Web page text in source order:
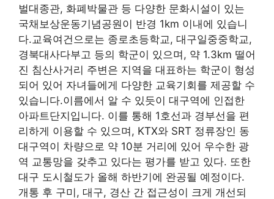
벌대종관, 화폐박물관 등 다양한 문화시설이 있는
국채보상운동기념공원이 반경 1km 이내에 있습니
다.교육여건으로는 종로초등학교, 대구일중중학교,
경북대사다부고 등의 학군이 있으며, 약 1.3km 떨어
진 침산사거리 주변은 지역을 대표하는 학군이 형성
되어 있어 자녀들에게 다양한 교육기회를 제공할 수
있습니다.이름에서 알 수 있듯이 대구역에 인접한
아파트단지입니다. 이를 통해 1호선과 경부선을 편
리하게 이용할 수 있으며, KTX와 SRT 정류장인 동
대구역이 차량으로 약 10분 거리에 있어 우수한 광
역 교통망을 갖추고 있다는 평가를 받고 있다. 또한
대구 도시철도가 올해 하반기에 완공될 예정이다.
개통 후 구미, 대구, 경산 간 접근성이 크게 개선되